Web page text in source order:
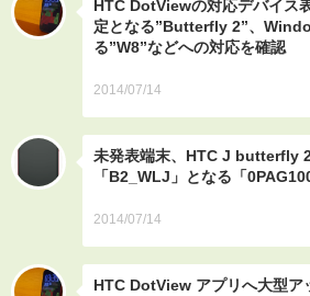
HTC DotViewの対応デバイス
定となる”Butterfly 2”、
る”W8”などへの対応を確認
2014/07/14
未発表端末、HTC J butterfly
「B2_WLJ」となる「
2014/07/14
HTC DotView アプリへ大型ア